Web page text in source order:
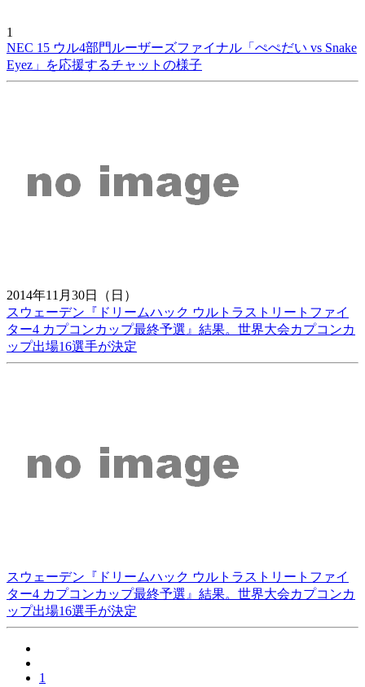
1
NEC 15 ウル4部門ルーザーズファイナル「ぺぺだい vs Snake
Eyez」を応援するチャットの様子
2014年11月30日（日）
スウェーデン『ドリームハック ウルトラストリートファイ
ター4 カプコンカップ最終予選』結果。世界大会カプコンカ
ップ出場16選手が決定
スウェーデン『ドリームハック ウルトラストリートファイ
ター4 カプコンカップ最終予選』結果。世界大会カプコンカ
ップ出場16選手が決定
1